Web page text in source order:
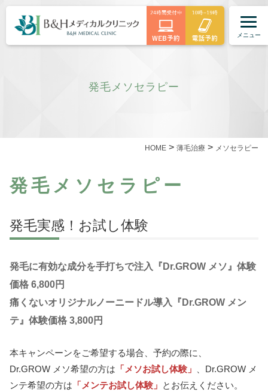
メニュー
発毛メソセラピー
HOME > 薄毛治療 > メソセラピー
発毛メソセラピー
発毛実感！お試し体験
発毛に有効な成分を手打ちで注入『Dr.GROW メソ』体験
価格 6,800円
痛くないオリジナルノーニードル導入『Dr.GROW メン
テ』体験価格 3,800円
本キャンペーンをご希望する場合、予約の際に、
Dr.GROW メソ希望の方は 「メソお試し体験」
、Dr.GROW メ
ンテ希望の方は 「メンテお試し体験」 とお伝えください。